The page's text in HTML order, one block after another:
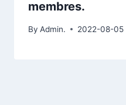
membres.
By Admin. 2022-08-05